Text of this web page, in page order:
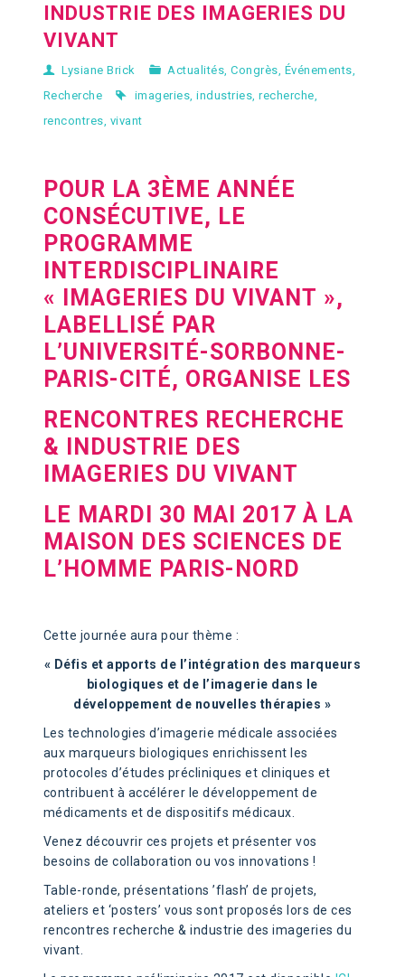
INDUSTRIE DES IMAGERIES DU
VIVANT
Lysiane Brick Actualités ,Congrès Événements
Recherche
imageries ,industries ,recherche
rencontres vivant
POUR LA 3ÈME ANNÉE
CONSÉCUTIVE, LE
PROGRAMME
INTERDISCIPLINAIRE
« IMAGERIES DU VIVANT »,
LABELLISÉ PAR
L’UNIVERSITÉ-SORBONNE-
PARIS-CITÉ, ORGANISE LES
RENCONTRES RECHERCHE
& INDUSTRIE DES
IMAGERIES DU VIVANT
LE MARDI 30 MAI 2017 À LA
MAISON DES SCIENCES DE
L’HOMME PARIS-NORD
Cette journée aura pour thème :
« Défis et apports de l’intégration des marqueurs
biologiques et de l’imagerie dans le
développement de nouvelles thérapies »
Les technologies d’imagerie médicale associées
aux marqueurs biologiques enrichissent les
protocoles d’études précliniques et cliniques et
contribuent à accélérer le développement de
médicaments et de dispositifs médicaux.
Venez découvrir ces projets et présenter vos
besoins de collaboration ou vos innovations !
Table-ronde, présentations ’flash’ de projets,
ateliers et ‘posters’ vous sont proposés lors de ces
rencontres recherche & industrie des imageries du
vivant.